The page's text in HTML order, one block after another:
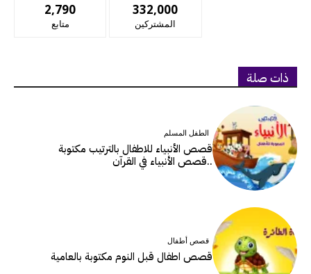
2,790
متابع
332,000
المشتركين
ذات صلة
الطفل المسلم
قصص الأنبياء للاطفال بالترتيب مكتوبة
..قصص الأنبياء في القرآن
قصص أطفال
قصص اطفال قبل النوم مكتوبة بالعامية